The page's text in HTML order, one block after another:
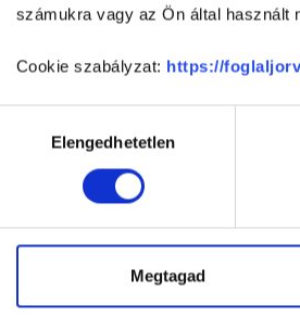
számukra vagy az Ön által használt
Cookie szabályzat: https://
kiválasztásaElengedhetetlen
Megtagad